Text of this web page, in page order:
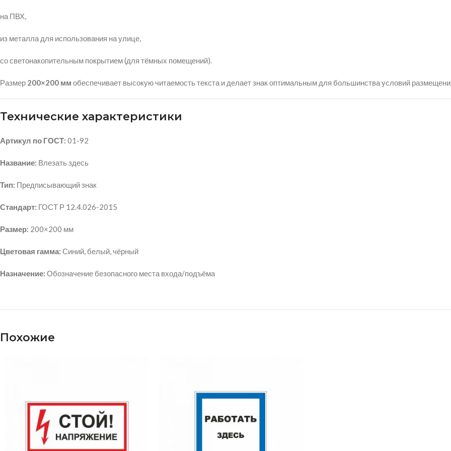
на ПВХ,
из металла для использования на улице,
со светонакопительным покрытием (для тёмных помещений).
Размер 200×200 мм обеспечивает высокую читаемость текста и делает знак оптимальным для большинства условий
Технические характеристики
Артикул по ГОСТ: 01-92
Название: Влезать здесь
Тип: Предписывающий знак
Стандарт: ГОСТ Р 12.4.026-2015
Размер: 200×200 мм
Цветовая гамма: Синий, белый, чёрный
Назначение: Обозначение безопасного места входа/подъёма
Похожие